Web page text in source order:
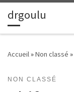
Passer au contenu
drgoulu
Accueil»Non classé »
NON CLASSÉ